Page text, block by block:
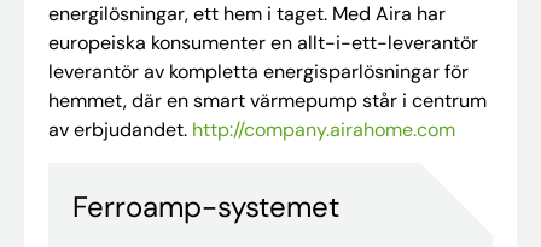
energilösningar, ett hem i taget. Med Aira har
europeiska konsumenter en allt-i-ett-leverantör
leverantör av kompletta energisparlösningar för
hemmet, där en smart värmepump står i centrum
av erbjudandet. http://company.airahome.com
Ferroamp-systemet